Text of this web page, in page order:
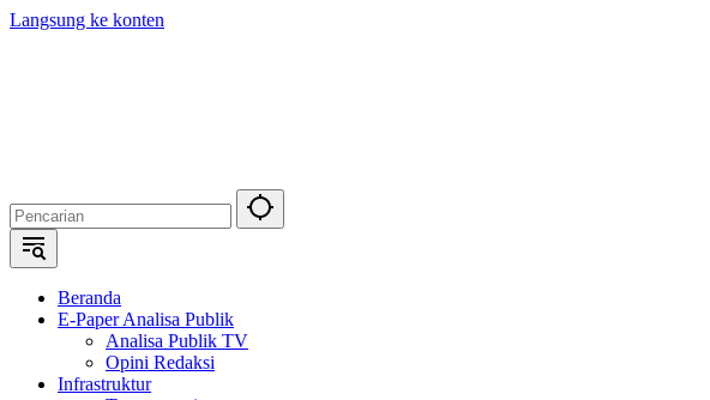
Langsung ke konten
Beranda
E-Paper Analisa Publik
Analisa Publik TV
Opini Redaksi
Infrastruktur